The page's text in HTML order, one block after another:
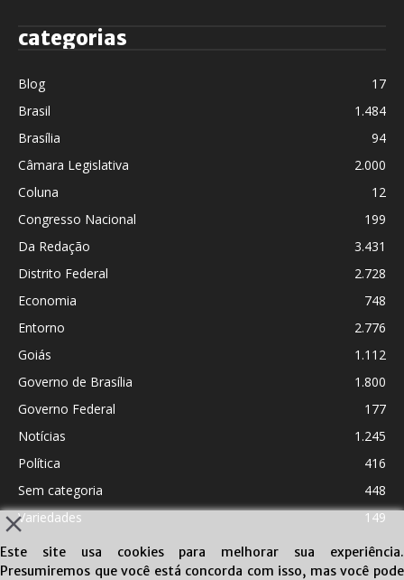
categorias
Blog
17
Brasil
1.484
Brasília
94
Câmara Legislativa
2.000
Coluna
12
Congresso Nacional
199
Da Redação
3.431
Distrito Federal
2.728
Economia
748
Entorno
2.776
Goiás
1.112
Governo de Brasília
1.800
Governo Federal
177
Notícias
1.245
Política
416
Sem categoria
448
Variedades
149
Este site usa cookies para melhorar sua experiência.
Presumiremos que você está concorda com isso, mas você pode